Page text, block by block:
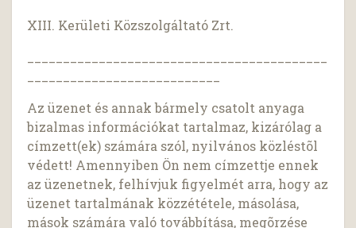
XIII. Kerületi Közszolgáltató Zrt.
Az üzenet és annak bármely csatolt anyaga
bizalmas információkat tartalmaz, kizárólag a
címzett(ek) számára szól, nyilvános közléstõl
védett! Amennyiben Ön nem címzettje ennek
az üzenetnek, felhívjuk figyelmét arra, hogy az
üzenet tartalmának közzététele, másolása,
mások számára való továbbítása, megõrzése